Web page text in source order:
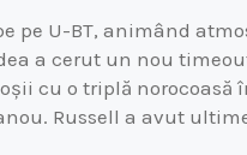
pe U-BT, animând
a cerut un nou
cu o triplă
Russell a avut